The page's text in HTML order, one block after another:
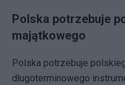
Polska potrzebuje
majątkowego
Polska potrzebuje
długoterminowego